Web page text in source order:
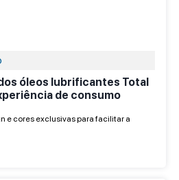
óleos lubrificantes Total
de consumo
e cores exclusivas para facilitar a